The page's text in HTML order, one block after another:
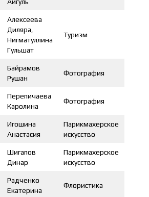
Алексеева
Диляра,
Нигматуллина
Гульшат
Туризм
Байрамов
Рушан
Фотография
Перепичаева
Каролина
Фотография
Игошина
Анастасия
Парикмахерское
искусство
Шигапов
Динар
Парикмахерское
искусство
Радченко
Екатерина
Флористика